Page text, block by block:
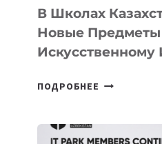
В Школах
Новые
Искусственному
ПОДРОБНЕЕ